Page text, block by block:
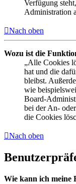
Verfügung
Administration
Nach oben
Wozu ist die
„Alle Cookies
hat und die
bleibst.
wie
Board-
bei der An-
die Cookies
Nach oben
Wie kann ich meine